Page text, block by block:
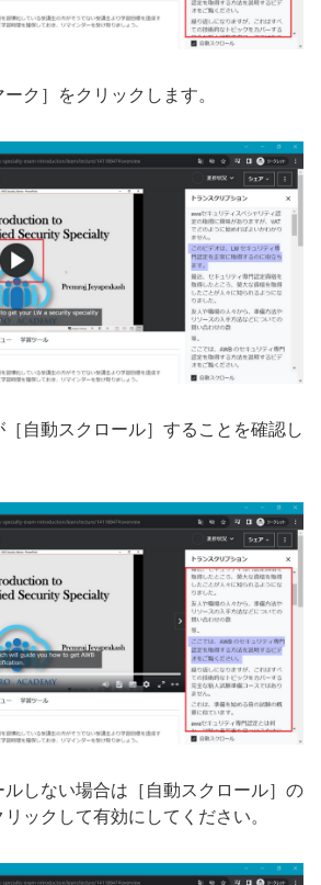
ク］をクリックします。
［自動スクロール］することを確認し
ルしない場合は［自動スクロール］の
ックして有効にしてください。